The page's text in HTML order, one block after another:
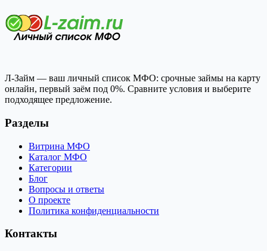
Л-Займ — ваш личный список МФО: срочные займы на карту
онлайн, первый заём под 0%. Сравните условия и выберите
подходящее предложение.
Разделы
Витрина МФО
Каталог МФО
Категории
Блог
Вопросы и ответы
О проекте
Политика конфиденциальности
Контакты